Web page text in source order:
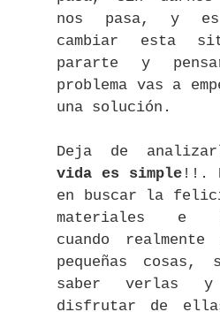
nos pasa, y
cambiar esta
pararte y
problema vas a
una solución.
Deja de
vida es simple!!.
en buscar la
materiales e
cuando
pequeñas cosas,
saber verlas
disfrutar de